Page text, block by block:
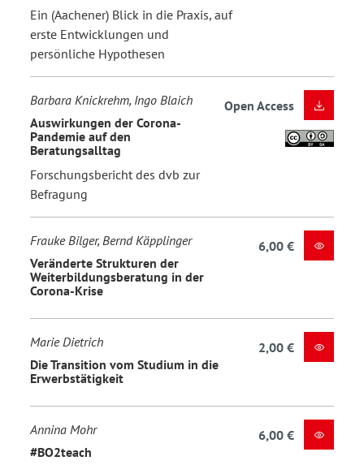
Ein (Aachener) Blick in die Praxis, auf
erste Entwicklungen und
persönliche Hypothesen
Barbara Knickrehm, Ingo Blaich
Auswirkungen der Corona-
Pandemie auf den
Beratungsalltag
Forschungsbericht des dvb zur
Befragung
Open Access
Frauke Bilger, Bernd Käpplinger
Veränderte Strukturen der
Weiterbildungsberatung in der
Corona-Krise
6,00 €
Marie Dietrich
Die Transition vom Studium in die
Erwerbstätigkeit
2,00 €
Annina Mohr
#BO2teach
6,00 €